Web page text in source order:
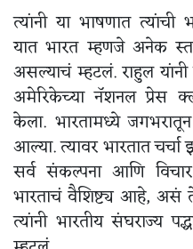
त्यांनी या भाषणात त्यांची
यात भारत म्हणजे अनेक
असल्याचं म्हटलं. राहुल यांनी
अमेरिकेच्या नॅशनल प्रेस
केला. भारतामध्ये
आल्या. त्यावर भारतात
सर्व संकल्पना आणि
भारताचं वैशिष्ट्य आहे, असं
त्यांनी भारतीय संघराज्य